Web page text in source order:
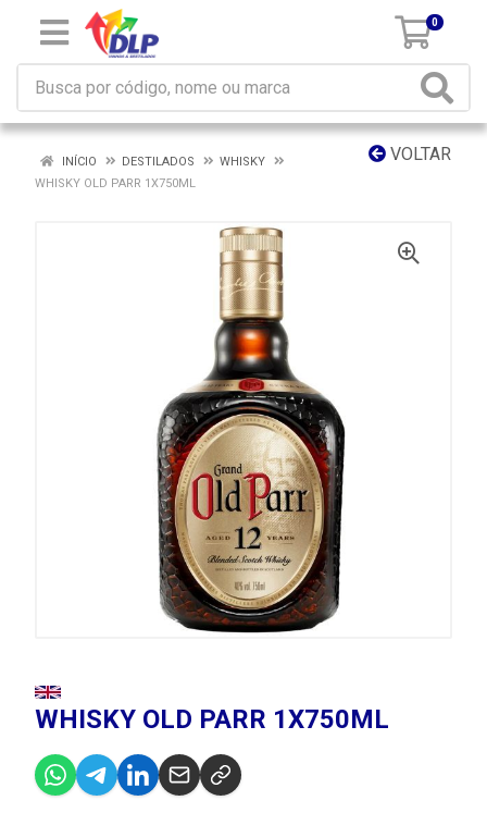
0
VOLTAR
INÍCIO DESTILADOS
WHISKY
WHISKY OLD PARR 1X750ML
WHISKY OLD PARR 1X750ML